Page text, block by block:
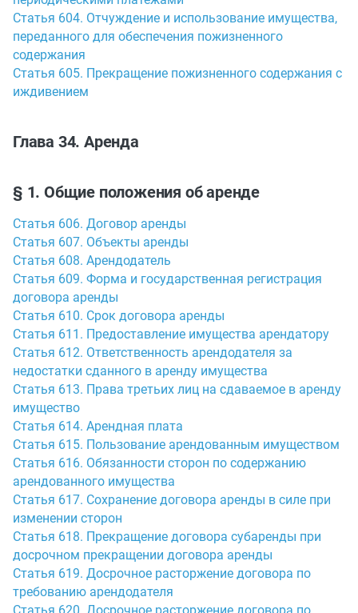
Статья 604. Отчуждение и использование имущества,
переданного для обеспечения пожизненного
содержания
Статья 605. Прекращение пожизненного содержания с
иждивением
Глава 34. Аренда
§ 1. Общие положения об аренде
Статья 606. Договор аренды
Статья 607. Объекты аренды
Статья 608. Арендодатель
Статья 609. Форма и государственная регистрация
договора аренды
Статья 610. Срок договора аренды
Статья 611. Предоставление имущества арендатору
Статья 612. Ответственность арендодателя за
недостатки сданного в аренду имущества
Статья 613. Права третьих лиц на сдаваемое в аренду
имущество
Статья 614. Арендная плата
Статья 615. Пользование арендованным имуществом
Статья 616. Обязанности сторон по содержанию
арендованного имущества
Статья 617. Сохранение договора аренды в силе при
изменении сторон
Статья 618. Прекращение договора субаренды при
досрочном прекращении договора аренды
Статья 619. Досрочное расторжение договора по
требованию арендодателя